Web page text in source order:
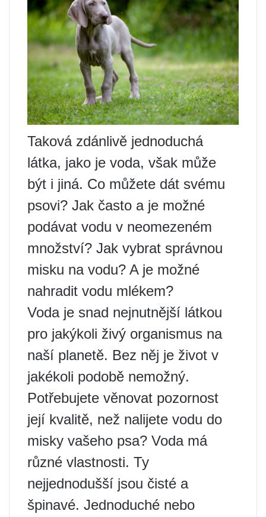
Taková zdánlivě jednoduchá
látka, jako je voda, však může
být i jiná. Co můžete dát svému
psovi? Jak často a je možné
podávat vodu v neomezeném
množství? Jak vybrat správnou
misku na vodu? A je možné
nahradit vodu mlékem?
Voda je snad nejnutnější látkou
pro jakýkoli živý organismus na
naší planetě. Bez něj je život v
jakékoli podobě nemožný.
Potřebujete věnovat pozornost
její kvalitě, než nalijete vodu do
misky vašeho psa? Voda má
různé vlastnosti. Ty
nejjednodušší jsou čisté a
špinavé. Jednoduché nebo